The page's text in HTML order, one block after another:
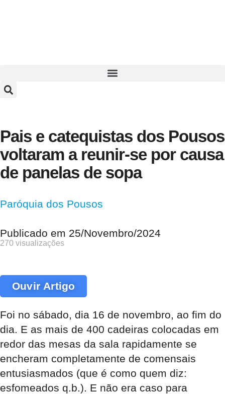
Pais e catequistas dos Pousos
voltaram a reunir-se por causa
de panelas de sopa
Paróquia dos Pousos
Publicado em 25/Novembro/2024
270 visualizações
Ouvir Artigo
Foi no sábado, dia 16 de novembro, ao fim do
dia. E as mais de 400 cadeiras colocadas em
redor das mesas da sala rapidamente se
encheram completamente de comensais
entusiasmados (que é como quem diz:
esfomeados q.b.). E não era caso para